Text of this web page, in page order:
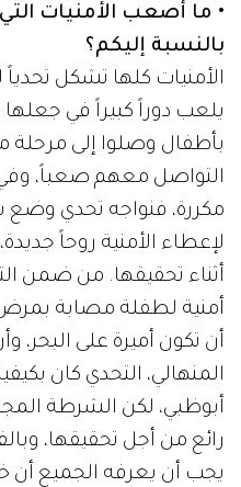
• ما أصعب الأمنيات
بالنسبة إليكم؟
الأمنيات كلها تشكل
يلعب دوراً كبيراً في
بأطفال وصلوا إلى مرحلة
التواصل معهم صعباً، وفي
مكررة، فنواجه تحدي وضع
لإعطاء الأمنية روحاً
أثناء تحقيقها. من ضمن
أمنية لطفلة مصابة بمرض
أن تكون أميرة على البحر،
المنهالي، التحدي كان
أبوظبي، لكن الشرطة
رائع من أجل تحقيقها،
يجب أن يعرفه الجميع أن